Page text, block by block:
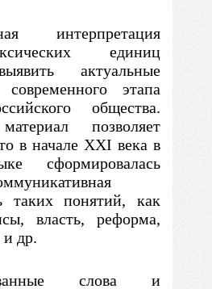
интерпретация
единиц
актуальные
этапа
общества.
позволяет
в начале XXI века в
сформировалась
таких понятий, как
власть, реформа,
и др.
слова и